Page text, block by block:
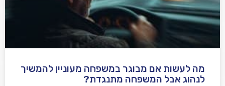
מה לעשות אם מבוגר במשפחה מעוניין להמשיך
לנהוג אבל המשפחה מתנגדת?